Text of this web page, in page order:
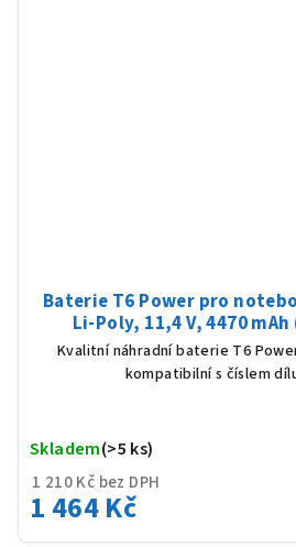
Baterie T6 Power pro
Li-Poly, 11,4 V, 4470
Kvalitní náhradní baterie T6
kompatibilní s číslem
1 210 Kč bez DPH
1 464 Kč
Skladem(>5 ks)